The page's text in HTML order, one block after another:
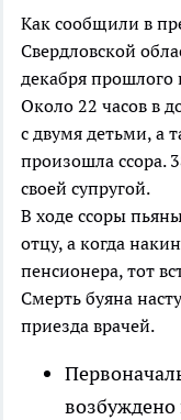
Как сообщили в
Свердловской
декабря прошлого
Около 22 часов в
с двумя детьми, а
произошла ссора.
своей супругой.
В ходе ссоры
отцу, а когда
пенсионера, тот
Смерть буяна
приезда врачей.
возбуждено